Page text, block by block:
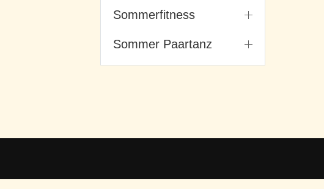
Sommerfitness
Sommer Paartanz